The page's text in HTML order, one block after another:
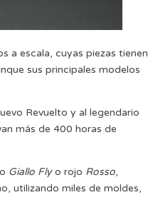
a escala, cuyas piezas tienen
sus principales modelos
Revuelto y al legendario
más de 400 horas de
Giallo Flyo rojo Rosso,
utilizando miles de moldes,